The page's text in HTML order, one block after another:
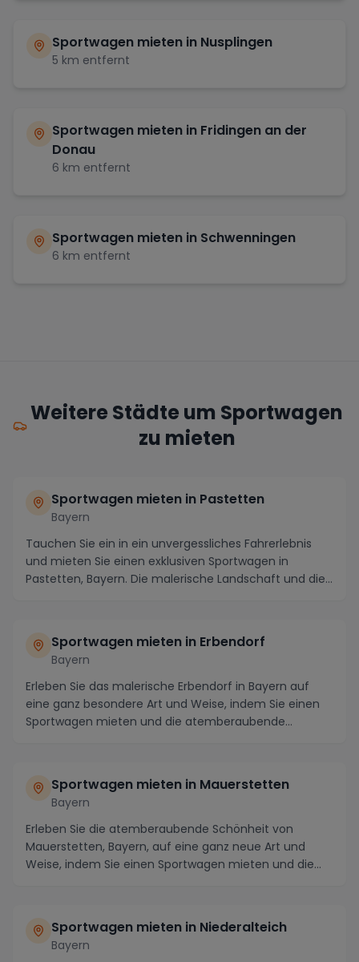
Sportwagen mieten in Nusplingen
5 km entfernt
Sportwagen mieten in Fridingen an der
Donau
6 km entfernt
Sportwagen mieten in Schwenningen
6 km entfernt
Weitere Städte um Sportwagen
zu mieten
Sportwagen mieten in Pastetten
Bayern
Tauchen Sie ein in ein unvergessliches Fahrerlebnis
und mieten Sie einen exklusiven Sportwagen in
Pastetten, Bayern. Die malerische Landschaft und die...
Sportwagen mieten in Erbendorf
Bayern
Erleben Sie das malerische Erbendorf in Bayern auf
eine ganz besondere Art und Weise, indem Sie einen
Sportwagen mieten und die atemberaubende
Sportwagen mieten in Mauerstetten
Bayern
Erleben Sie die atemberaubende Schönheit von
Mauerstetten, Bayern, auf eine ganz neue Art und
Weise, indem Sie einen Sportwagen mieten und die
Sportwagen mieten in Niederalteich
Bayern